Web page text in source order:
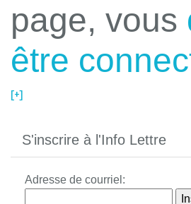
page, vous
être
[+]
S'inscrire à l'Info Lettre
Adresse de courriel: